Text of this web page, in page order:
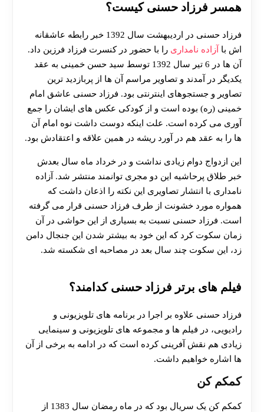
همسر فرزاد حسنی کیست؟
فرزاد حسنی در اردیبهشت سال 1392 خبر رابطه عاشقانه
اش با آزاده نامداری را با حضور در کنسرت فرزاد فرزین داد.
آن ها در 6 تیر سال 1392 توسط سید حسن خمینی به عقد
یکدیگر در آمدند و تصاویر مراسم آن ها از پربازدید ترین
تصاویر و جستجوهای اینترنتی بود. فرزاد حسنی عاشق امام
خمینی (ره) بوده است و از کودکی عکس های ایشان را جمع
آوری می کرده است. علت اینکه دوست داشت نوه امام آن
ها را به عقد هم در آورد ریشه در همین علاقه و اعتقادش بود.
این ازدواج دوام زیادی نداشت و در خرداد ماه سال بعدش
خبر طلاق پرحاشیه این دو مجری توانمند منتشر شد. آزاده
نامداری با انتشار تصاویری این نکته را اذعان داشت که
همواره مورد خشونت از طرف فرزاد حسنی قرار می گرفته
است. فرزاد حسنی نسبت به بسیاری از این حواشی در آن
زمان سکوت کرد که این خود به بیشتر شدن این جنجال دامن
زد، این سکوت چند سال بعد در مصاحبه ای شکسته شد.
فیلم های برتر فرزاد حسنی کدامند؟
فرزاد حسنی علاوه بر اجرا در برنامه های تلویزیونی و
رادیویی، در فیلم ها و مجموعه های تلویزیونی و سینمایی
زیادی هم نقش آفرینی کرده است که در ادامه به برخی از آن
ها اشاره خواهیم داشت.
کمکم کن
کمکم کن یک سریال بود که در ماه رمضان سال 1383 از